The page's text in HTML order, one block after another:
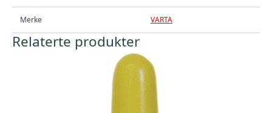
Merke VARTA
Relaterte produkter